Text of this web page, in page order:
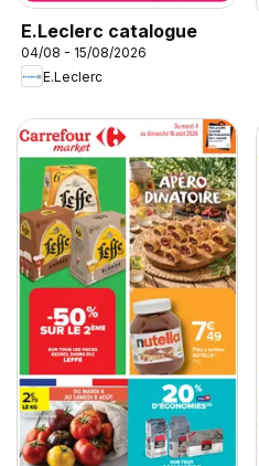
E.Leclerc catalogue
04/08 - 15/08/2026
E.Leclerc